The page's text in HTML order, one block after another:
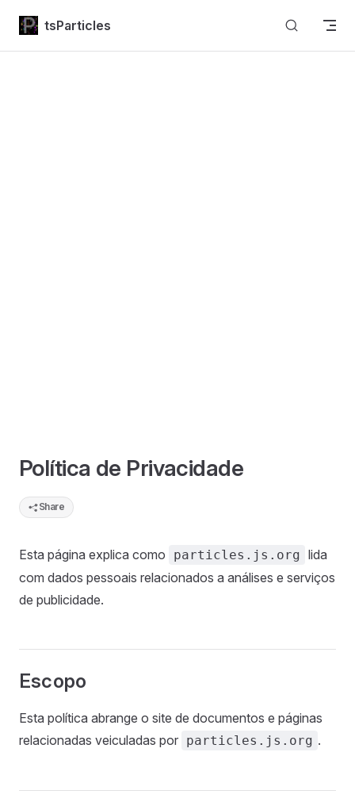
Skip to content
tsParticles
Política de Privacidade
Share
Esta página explica como particles.js.org lida
com dados pessoais relacionados a análises e serviços
de publicidade.
Escopo
Esta política abrange o site de documentos e páginas
relacionadas veiculadas por particles.js.org .